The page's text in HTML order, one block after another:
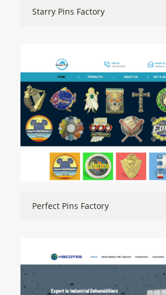
Starry Pins Factory
Perfect Pins Factory